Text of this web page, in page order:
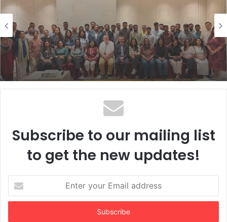
3 days ago
પીઅર્સને વિદેશમાં અભ્યાસ કરવા ઈચ્છતા
વિદ્યાર્થીઓ માટે સુરતમાં પીટીઈ પાર્ટનર મીટનું
આયોજન કર્યું
Subscribe to our mailing list
to get the new updates!
your
Email